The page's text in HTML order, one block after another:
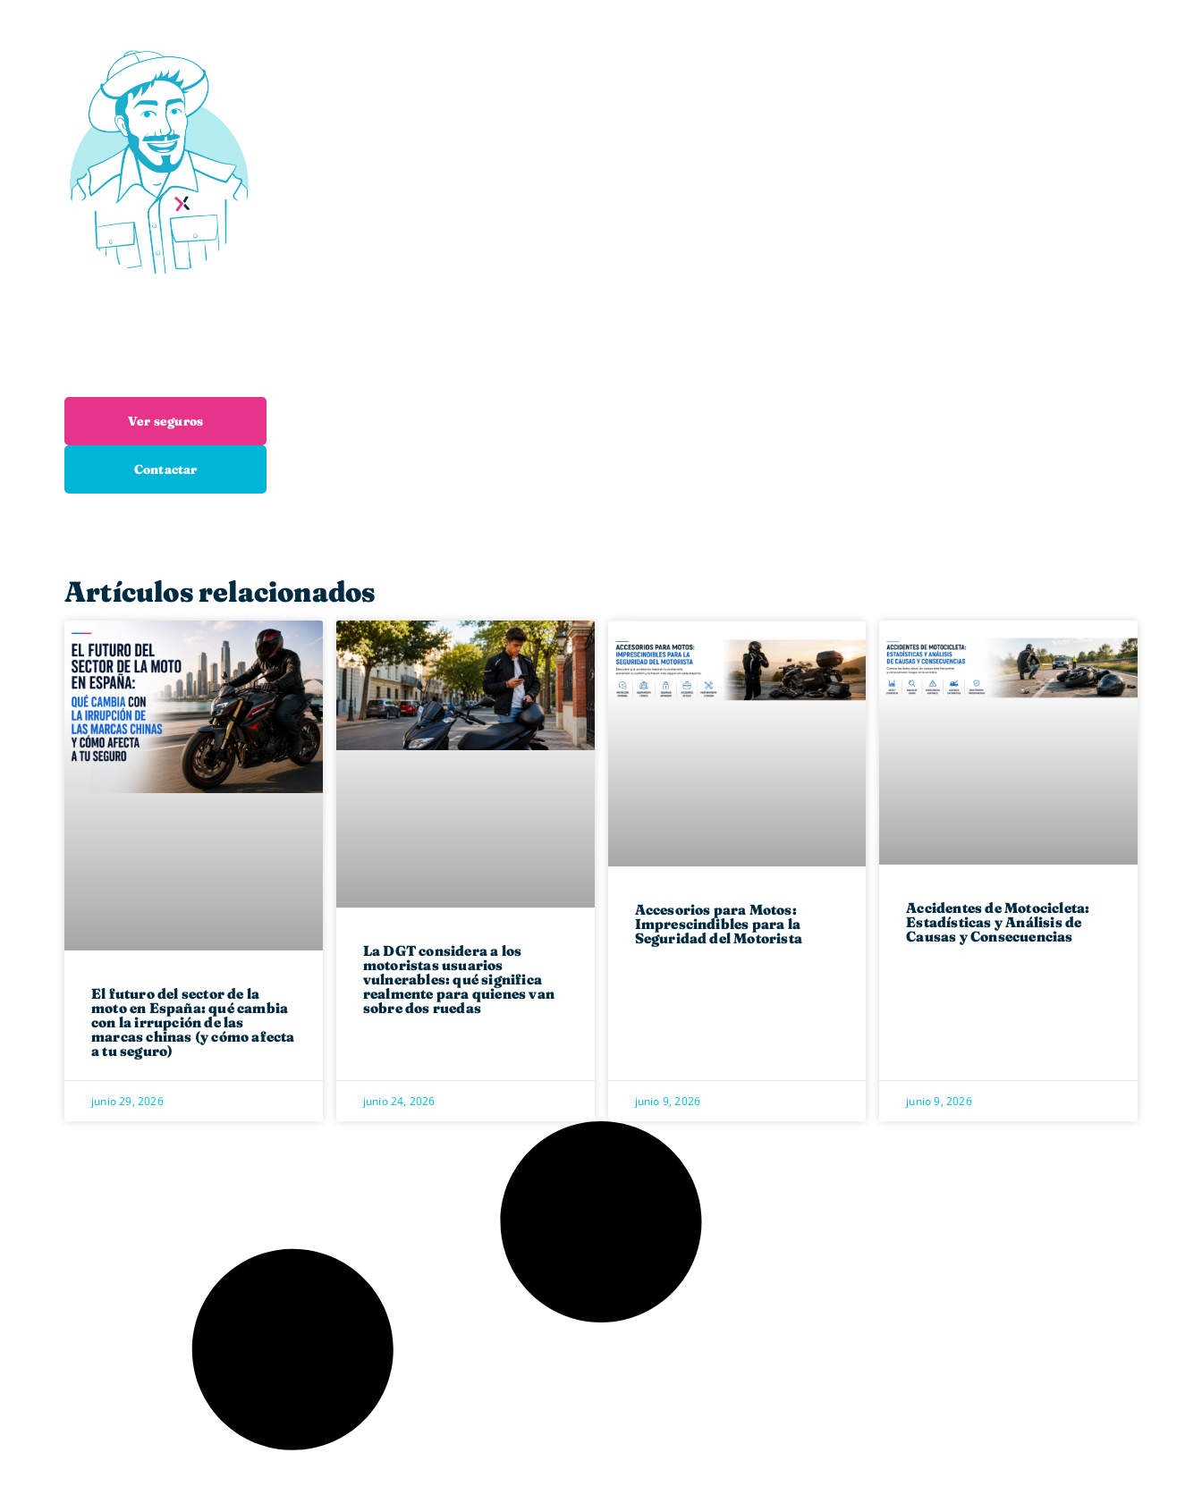
Ver seguros
Contactar
Artículos relacionados
El futuro del sector de la
moto en España: qué cambia
con la irrupción de las
marcas chinas (y cómo afecta
a tu seguro)
junio 29, 2026
La DGT considera a los
motoristas usuarios
vulnerables: qué significa
realmente para quienes van
sobre dos ruedas
junio 24, 2026
Accesorios para Motos:
Imprescindibles para la
Seguridad del Motorista
junio 9, 2026
Accidentes de Motocicleta:
Estadísticas y Análisis de
Causas y Consecuencias
junio 9, 2026